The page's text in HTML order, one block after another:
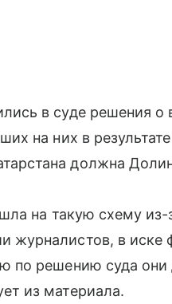
в суде решения о
на них в
должна
на такую схему
журналистов, в иске
по решению суда
из материала.